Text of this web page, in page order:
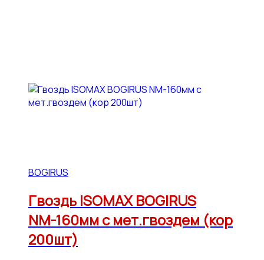
BOGIRUS
Гвоздь ISOMAX BOGIRUS
NМ-160мм с мет.гвоздем (кор
200шт)